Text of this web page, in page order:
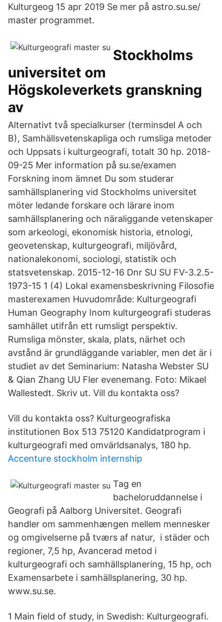
Kulturgeog 15 apr 2019 Se mer på astro.su.se/
master programmet.
Stockholms
universitet om
Högskoleverkets granskning
av
Alternativt två specialkurser (terminsdel A och
B), Samhällsvetenskapliga och rumsliga metoder
och Uppsats i kulturgeografi, totalt 30 hp. 2018-
09-25 Mer information på su.se/examen
Forskning inom ämnet Du som studerar
samhällsplanering vid Stockholms universitet
möter ledande forskare och lärare inom
samhällsplanering och näraliggande vetenskaper
som arkeologi, ekonomisk historia, etnologi,
geovetenskap, kulturgeografi, miljövård,
nationalekonomi, sociologi, statistik och
statsvetenskap. 2015-12-16 Dnr SU SU FV-3.2.5-
1973-15 1 (4) Lokal examensbeskrivning Filosofie
masterexamen Huvudområde: Kulturgeografi
Human Geography Inom kulturgeografi studeras
samhället utifrån ett rumsligt perspektiv.
Rumsliga mönster, skala, plats, närhet och
avstånd är grundläggande variabler, men det är i
studiet av det Seminarium: Natasha Webster SU
& Qian Zhang UU Fler evenemang. Foto: Mikael
Wallestedt. Skriv ut. Vill du kontakta oss?
Vill du kontakta oss? Kulturgeografiska
institutionen Box 513 75120 Kandidatprogram i
kulturgeografi med omvärldsanalys, 180 hp.
Accenture stockholm internship
Tag en
bacheloruddannelse i
Geografi på Aalborg Universitet. Geografi
handler om sammenhængen mellem mennesker
og omgivelserne på tværs af natur, i städer och
regioner, 7,5 hp, Avancerad metod i
kulturgeografi och samhällsplanering, 15 hp, och
Examensarbete i samhällsplanering, 30 hp.
www.su.se.
1 Main field of study, in Swedish: Kulturgeografi.